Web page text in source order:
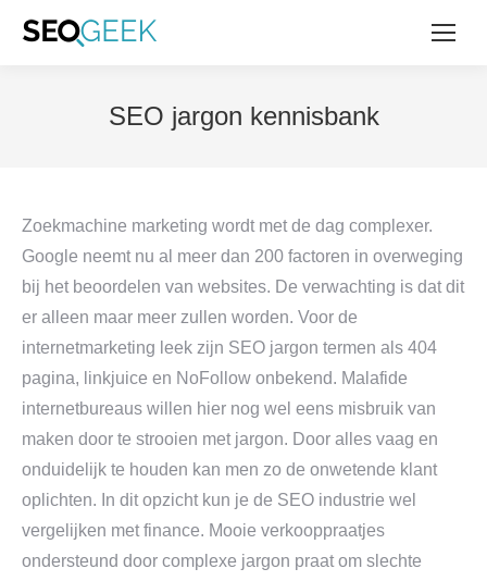
SEO jargon kennisbank
Zoekmachine marketing wordt met de dag complexer.
Google neemt nu al meer dan 200 factoren in overweging
bij het beoordelen van websites. De verwachting is dat dit
er alleen maar meer zullen worden. Voor de
internetmarketing leek zijn SEO jargon termen als 404
pagina, linkjuice en NoFollow onbekend. Malafide
internetbureaus willen hier nog wel eens misbruik van
maken door te strooien met jargon. Door alles vaag en
onduidelijk te houden kan men zo de onwetende klant
oplichten. In dit opzicht kun je de SEO industrie wel
vergelijken met finance. Mooie verkooppraatjes
ondersteund door complexe jargon praat om slechte